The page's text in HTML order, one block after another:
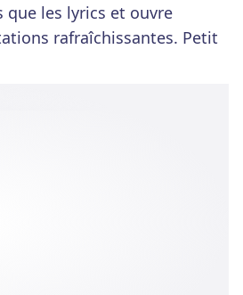
les lyrics et ouvre
rafraîchissantes. Petit